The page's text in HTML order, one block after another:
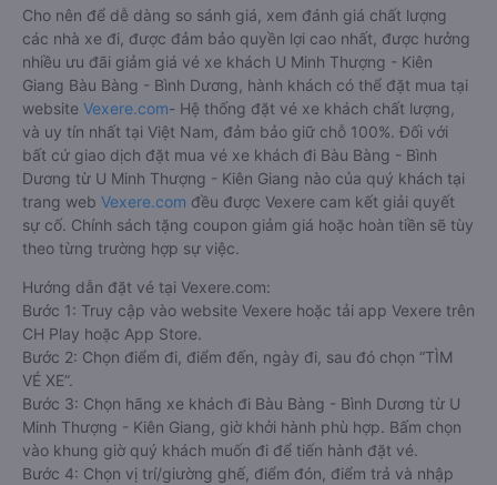
Cho nên để dễ dàng so sánh giá, xem đánh giá chất lượng
các nhà xe đi, được đảm bảo quyền lợi cao nhất, được hưởng
nhiều ưu đãi giảm giá vé xe khách U Minh Thượng - Kiên
Giang Bàu Bàng - Bình Dương, hành khách có thể đặt mua tại
website Vexere.com- Hệ thống đặt vé xe khách chất lượng,
và uy tín nhất tại Việt Nam, đảm bảo giữ chỗ 100%. Đối với
bất cứ giao dịch đặt mua vé xe khách đi Bàu Bàng - Bình
Dương từ U Minh Thượng - Kiên Giang nào của quý khách tại
trang web Vexere.com đều được Vexere cam kết giải quyết
sự cố. Chính sách tặng coupon giảm giá hoặc hoàn tiền sẽ tùy
theo từng trường hợp sự việc.
Hướng dẫn đặt vé tại Vexere.com:
Bước 1: Truy cập vào website Vexere hoặc tải app Vexere trên
CH Play hoặc App Store.
Bước 2: Chọn điểm đi, điểm đến, ngày đi, sau đó chọn “TÌM
VÉ XE”.
Bước 3: Chọn hãng xe khách đi Bàu Bàng - Bình Dương từ U
Minh Thượng - Kiên Giang, giờ khởi hành phù hợp. Bấm chọn
vào khung giờ quý khách muốn đi để tiến hành đặt vé.
Bước 4: Chọn vị trí/giường ghế, điểm đón, điểm trả và nhập